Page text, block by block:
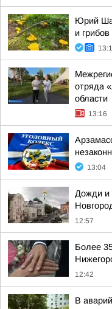
Юрий
и грибов
отряда
области
13:16
13:04
Дожди и
12:57
Более
12:42
В